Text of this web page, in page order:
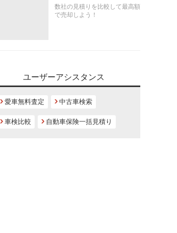
数社の見積りを比較して最高額
で売却しよう！
ユーザーアシスタンス
愛車無料査定 中古車検索
車検比較 自動車保険一括見積り